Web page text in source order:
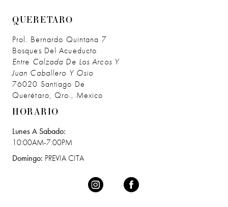
QUERETARO
Prol. Bernardo Quintana 7
Bosques Del Acueducto
Entre Calzada De Los Arcos Y
Juan Caballero Y Osio
76020 Santiago De
Querétaro, Qro., Mexico
HORARIO
Lunes A Sabado:
10:00AM-7:00PM
Domingo: PREVIA CITA